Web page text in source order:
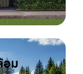
อม